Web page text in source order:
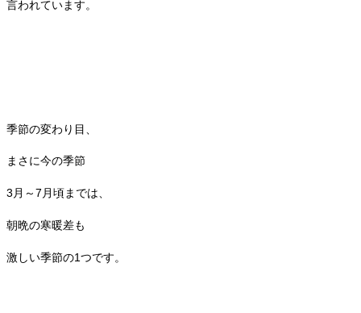
言われています。
季節の変わり目、
まさに今の季節
3月～7月頃までは、
朝晩の寒暖差も
激しい季節の1つです。